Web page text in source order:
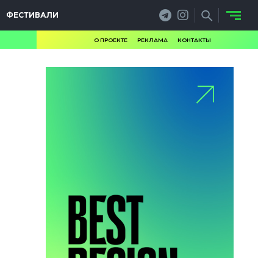
ФЕСТИВАЛИ
О ПРОЕКТЕ РЕКЛАМА КОНТАКТЫ